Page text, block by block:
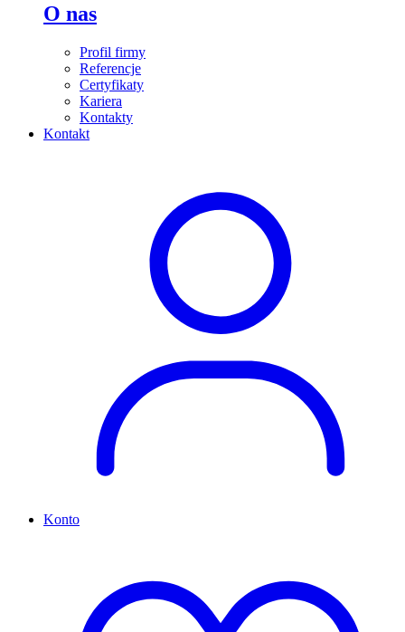
O nas
Profil firmy
Referencje
Certyfikaty
Kariera
Kontakty
Kontakt
Konto